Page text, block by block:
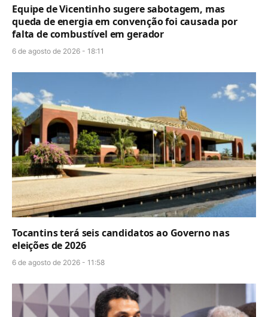
Equipe de Vicentinho sugere sabotagem, mas
queda de energia em convenção foi causada por
falta de combustível em gerador
6 de agosto de 2026 - 18:11
Tocantins terá seis candidatos ao Governo nas
eleições de 2026
6 de agosto de 2026 - 11:58